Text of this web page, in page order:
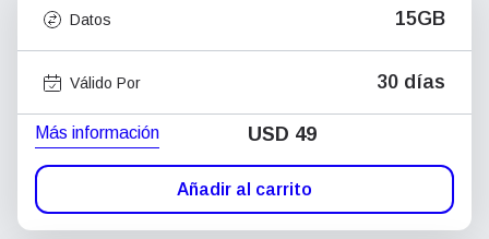
Datos 15GB
Válido Por 30 días
Más información USD 49
Añadir al carrito